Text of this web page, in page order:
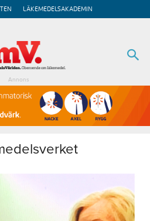
LÄKEMEDELSAKADEMIN
Annons